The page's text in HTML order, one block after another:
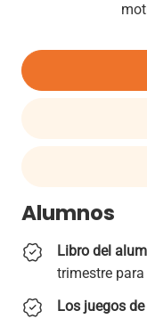
Alumnos
Libro del
trimestre
Los juegos